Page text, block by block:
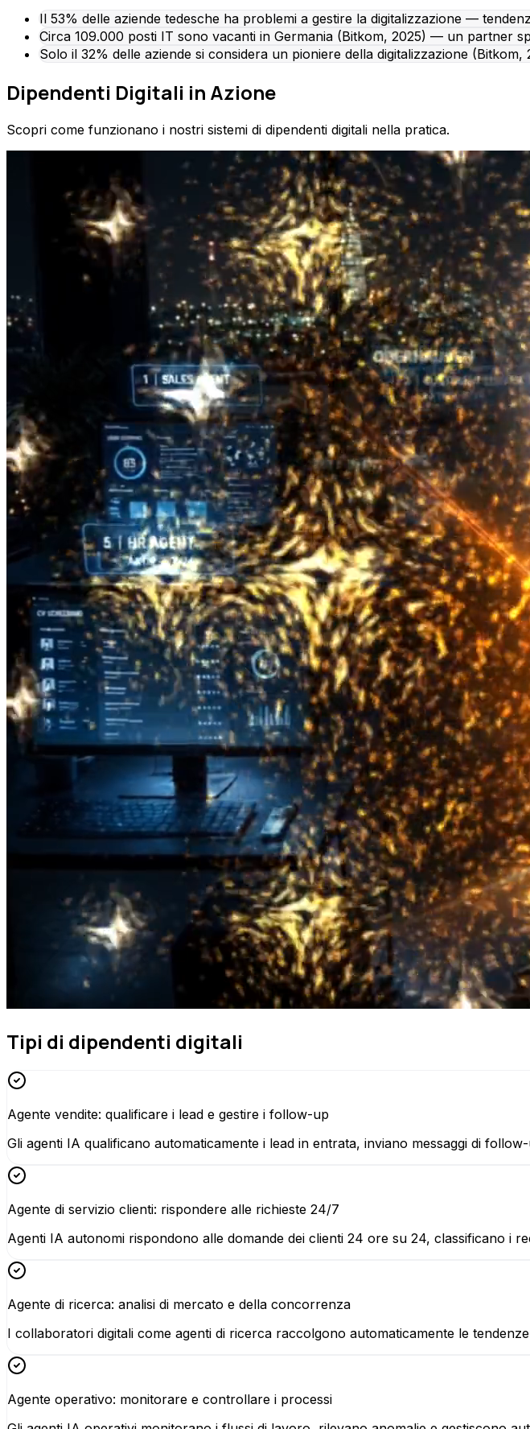
Il 53% delle aziende tedesche ha problemi a gestire la digitalizzazione —
Circa 109.000 posti IT sono vacanti in Germania (Bitkom, 2025) — un partner
Solo il 32% delle aziende si considera un pioniere della digitalizzazione
Dipendenti Digitali in Azione
Scopri come funzionano i nostri sistemi di dipendenti digitali nella pratica.
Tipi di dipendenti digitali
Agente vendite: qualificare i lead e gestire i follow-up
Gli agenti IA qualificano automaticamente i lead in entrata, inviano messaggi di
Agente di servizio clienti: rispondere alle richieste 24/7
Agenti IA autonomi rispondono alle domande dei clienti 24 ore su 24, classificano i
Agente di ricerca: analisi di mercato e della concorrenza
I collaboratori digitali come agenti di ricerca raccolgono automaticamente le
Agente operativo: monitorare e controllare i processi